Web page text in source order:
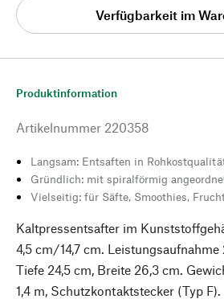
Verfügbarkeit im
Produktinformation
Artikelnummer 220358
Langsam: Entsaften in
Gründlich: mit spiralförmig
Vielseitig: für Säfte, Smoothies,
Kaltpressentsafter im
4,5 cm/14,7 cm.
Tiefe 24,5 cm, Breite 26,3 cm.
1,4 m, Schutzkontaktstecker (Typ